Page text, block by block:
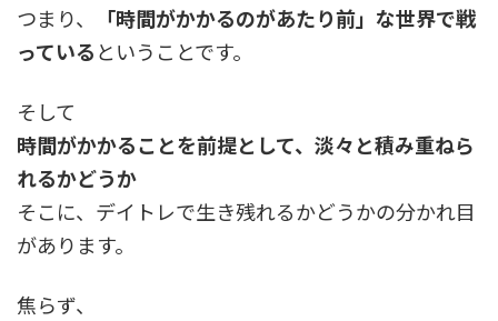
つまり、
「時間がかかるのがあたり前」な世界で戦
っているということです。
そして
時間がかかることを前提として、淡々と積み重ねら
れるかどうか
そこに、デイトレで生き残れるかどうかの分かれ目
があります。
焦らず、